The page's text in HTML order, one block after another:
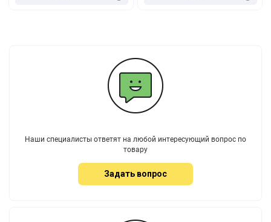
Наши специалисты ответят на любой интересующий вопрос по
товару
Задать вопрос